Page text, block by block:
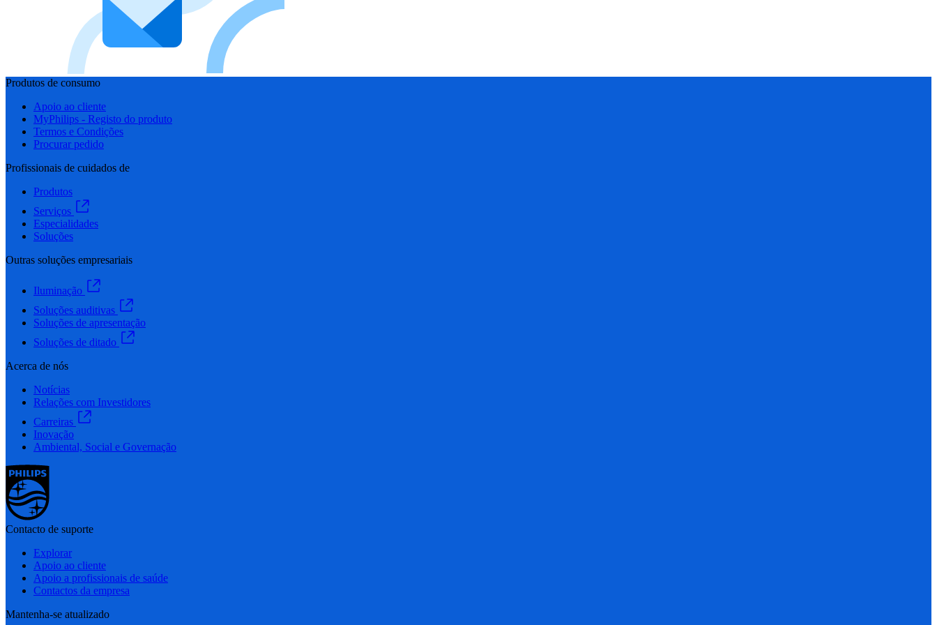
Produtos de consumo
Apoio ao cliente
MyPhilips - Registo do produto
Termos e Condições
Procurar pedido
Profissionais de cuidados de
Produtos
Serviços
Especialidades
Soluções
Outras soluções empresariais
Iluminação
Soluções auditivas
Soluções de apresentação
Soluções de ditado
Acerca de nós
Notícias
Relações com Investidores
Carreiras
Inovação
Ambiental, Social e Governação
Contacto de suporte
Explorar
Apoio ao cliente
Apoio a profissionais de saúde
Contactos da empresa
Mantenha-se atualizado